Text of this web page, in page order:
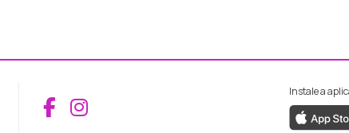
Aceder ao Facebook da RTP
Aceder ao Instagram da
Instale a